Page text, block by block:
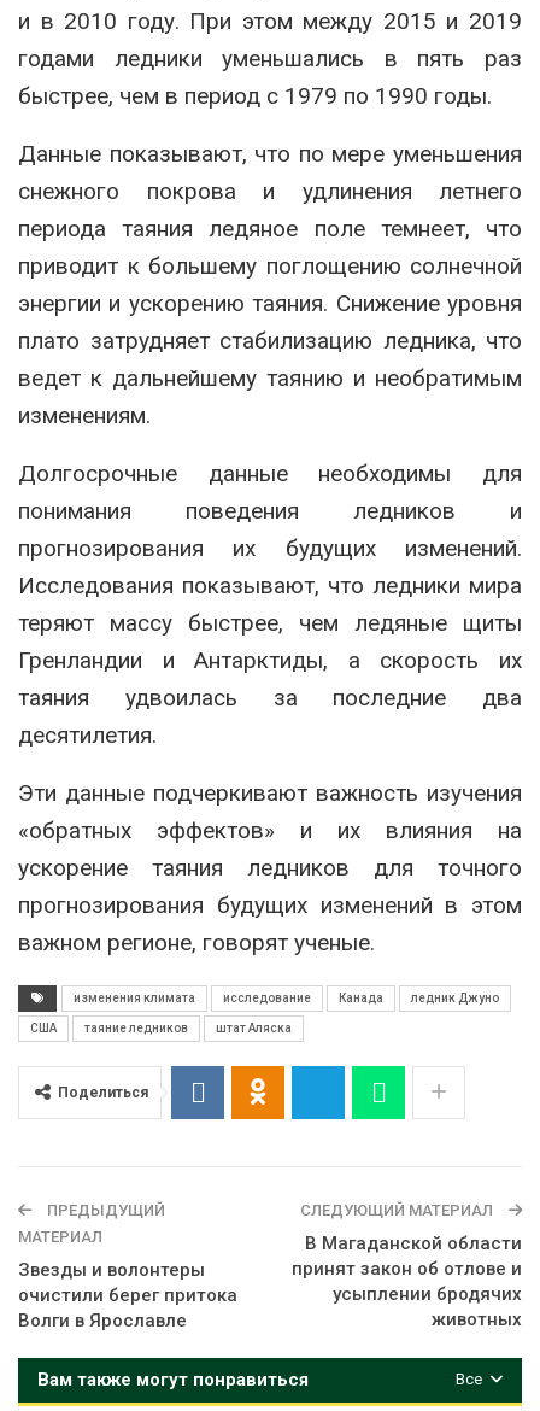
и в 2010 году. При этом между 2015 и 2019
годами ледники уменьшались в пять раз
быстрее, чем в период с 1979 по 1990 годы.
Данные показывают, что по мере уменьшения
снежного покрова и удлинения летнего
периода таяния ледяное поле темнеет, что
приводит к большему поглощению солнечной
энергии и ускорению таяния. Снижение уровня
плато затрудняет стабилизацию ледника, что
ведет к дальнейшему таянию и необратимым
изменениям.
Долгосрочные данные необходимы для
понимания поведения ледников и
прогнозирования их будущих изменений.
Исследования показывают, что ледники мира
теряют массу быстрее, чем ледяные щиты
Гренландии и Антарктиды, а скорость их
таяния удвоилась за последние два
десятилетия.
Эти данные подчеркивают важность изучения
«обратных эффектов» и их влияния на
ускорение таяния ледников для точного
прогнозирования будущих изменений в этом
важном регионе, говорят ученые.
изменения климата исследование Канада ледник Джуно
США таяние ледников штат Аляска
Поделиться
ПРЕДЫДУЩИЙ
МАТЕРИАЛ
Звезды и волонтеры
очистили берег притока
Волги в Ярославле
СЛЕДУЮЩИЙ МАТЕРИАЛ
В Магаданской области
принят закон об отлове и
усыплении бродячих
животных
Все
Вам также могут понравиться